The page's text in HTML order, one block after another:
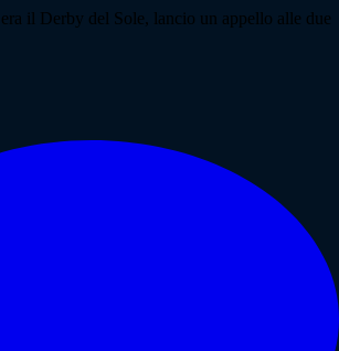
il Derby del Sole, lancio un appello alle due